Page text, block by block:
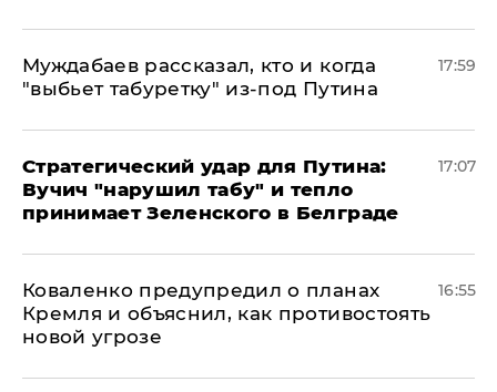
Муждабаев рассказал, кто и когда
"выбьет табуретку" из-под Путина
17:59
Стратегический удар для Путина:
Вучич "нарушил табу" и тепло
принимает Зеленского в Белграде
17:07
Коваленко предупредил о планах
Кремля и объяснил, как противостоять
новой угрозе
16:55